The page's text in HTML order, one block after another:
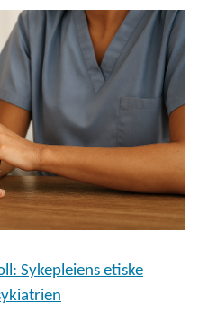
Sykepleiens etiske